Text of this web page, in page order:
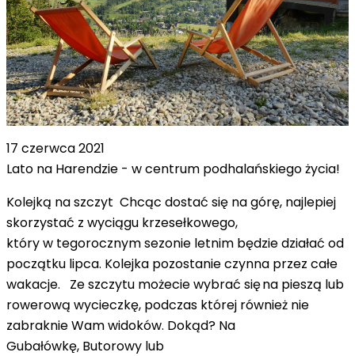
17 czerwca 2021
Lato na Harendzie - w centrum podhalańskiego życia!
Kolejką na szczyt Chcąc dostać się na górę, najlepiej
skorzystać z wyciągu krzesełkowego,
który w tegorocznym sezonie letnim będzie działać od
początku lipca. Kolejka pozostanie czynna przez całe
wakacje. Ze szczytu możecie wybrać się na pieszą lub
rowerową wycieczkę, podczas której również nie
zabraknie Wam widoków. Dokąd? Na
Gubałówkę, Butorowy lub